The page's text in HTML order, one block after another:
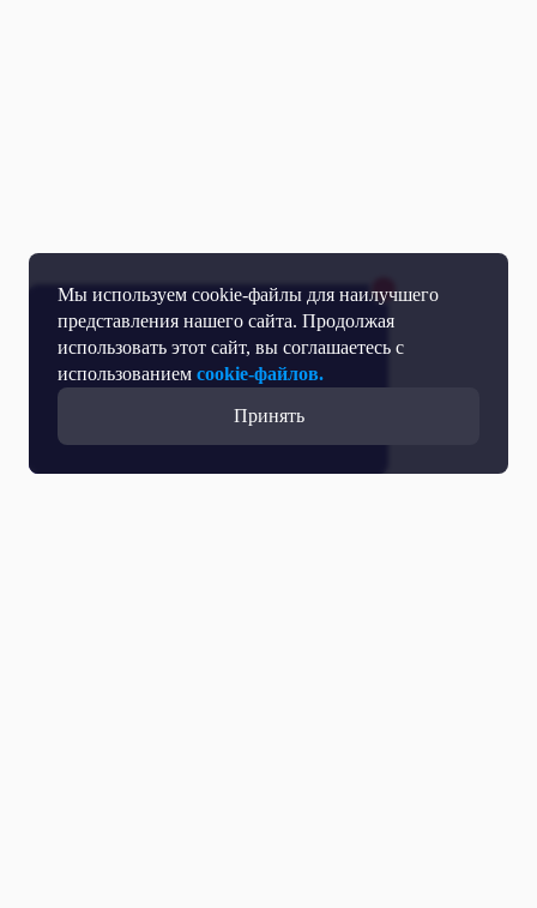
Мы используем cookie-файлы для наилучшего
представления нашего сайта. Продолжая
использовать этот сайт, вы соглашаетесь с
использованием cookie-файлов.
Принять